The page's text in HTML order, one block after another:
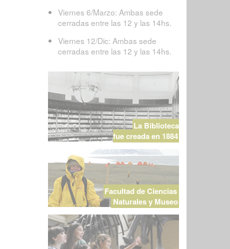
Viernes 6/Marzo: Ambas sede
cerradas entre las 12 y las 14hs.
Viernes 12/Dic: Ambas sede
cerradas entre las 12 y las 14hs.
La Biblioteca
fue creada en 1884
Facultad de Ciencias
Naturales y Museo